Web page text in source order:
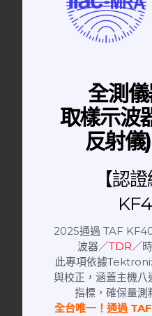
Network Analyzer |
Keysight E5071C
全測
取樣示波
反射儀
【認
2025通過 TAF
波器／TDR／
此專項依據
與校正，涵蓋主機八
指標，確保量測
全台唯一！通過